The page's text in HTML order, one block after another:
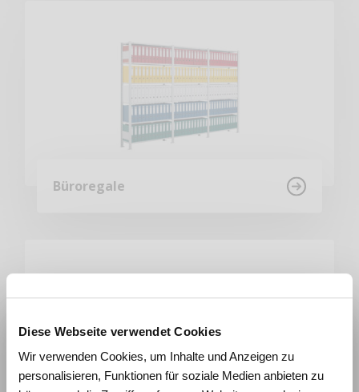
Diese Webseite verwendet Cookies
Wir verwenden Cookies, um Inhalte und Anzeigen zu
personalisieren, Funktionen für soziale Medien anbieten zu
Büroregale
Wie beeinflussen Räume
Lernen und Wohlbefinden?
Erleben Sie die Wirkung von